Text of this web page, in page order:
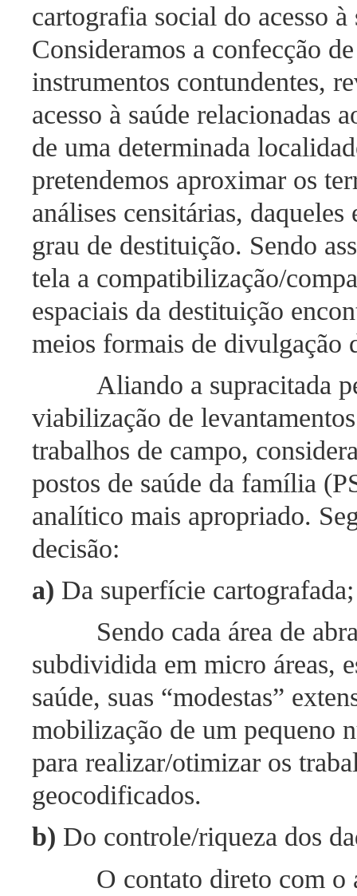
cartografia social do acesso
Consideramos a confecção
instrumentos contundentes,
acesso à saúde relacionadas
de uma determinada
pretendemos aproximar os
análises censitárias,
grau de destituição. Sendo
tela a compatibilização/
espaciais da destituição
meios formais de
Aliando a supracitada
viabilização de
trabalhos de campo,
postos de saúde da família
analítico mais apropriado.
decisão:
a) Da superfície cartografada;
Sendo cada área de
subdividida em micro áreas,
saúde, suas “modestas”
mobilização de um pequeno
para realizar/otimizar os
geocodificados.
b) Do controle/riqueza dos
O contato direto com o